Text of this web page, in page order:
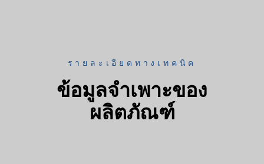
รายละเอียดทางเทคนิค
ข้อมูลจำเพาะของ
ผลิตภัณฑ์